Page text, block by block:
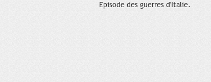
Episode des guerres d'Italie.